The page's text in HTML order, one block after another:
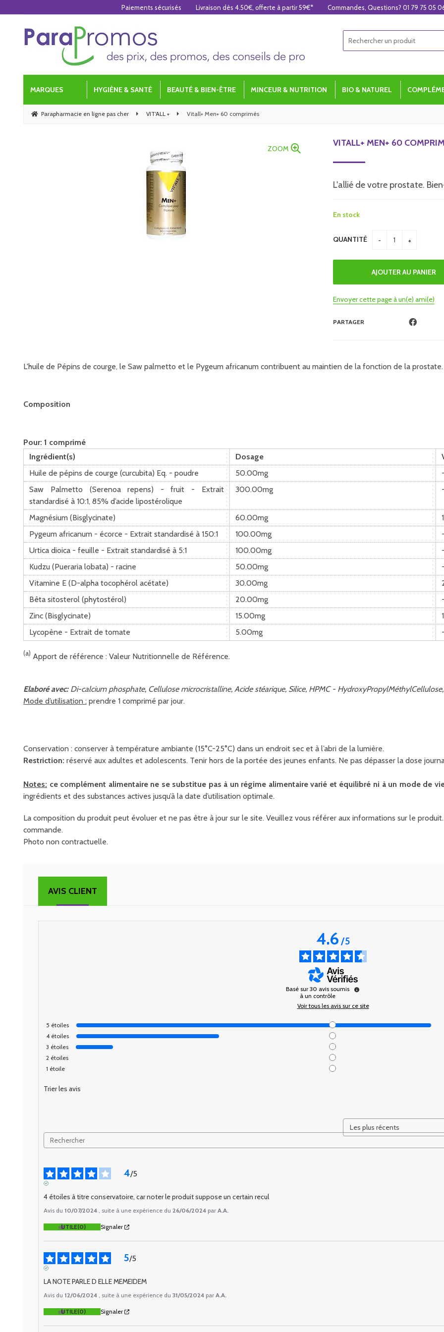
MARQUES HYGIÈNE & SANTÉ BEAUTÉ & BIEN-ÊTRE MINCEUR & NUTRITION BIO & NATUREL
Parapharmacie en ligne pas cher VIT'ALL + Vitall+ Men+ 60 comprimés
ZOOM
VITALL+ MEN+ 60
L'allié de votre prostate.
En stock
QUANTITÉ
Envoyer cette page à un(e) ami(e)
PARTAGER
L'huile de Pépins de courge, le Saw palmetto et le Pygeum africanum contribuent au maintien de la fonction de la prostate.
Composition
Pour: 1 comprimé
Ingrédient(s)
Dosage
Huile de pépins de courge (curcubita) Eq. - poudre 50.00mg
-
Saw Palmetto (Serenoa repens) - fruit - Extrait
standardisé à 10:1, 85% d’acide lipostérolique
300.00mg -
Magnésium (Bisglycinate) 60.00mg
Pygeum africanum - écorce - Extrait standardisé à 150:1
100.00mg
-
Urtica dioica - feuille - Extrait standardisé à 5:1
100.00mg
-
Kudzu (Pueraria lobata) - racine
50.00mg
-
Vitamine E (D-alpha tocophérol acétate)
30.00mg
Bêta sitosterol (phytostérol)
20.00mg
-
Zinc (Bisglycinate)
15.00mg
Lycopène - Extrait de tomate
5.00mg -
(a) Apport de référence : Valeur Nutritionnelle de Référence.
Elaboré avec:Di-calcium phosphate, Cellulose microcristalline, Acide stéarique, Silice, HPMC -
Mode d’utilisation : prendre 1 comprimé par jour.
Conservation : conserver à température ambiante (15°C-25°C) dans un endroit sec et à l’abri de la lumière.
Restriction: réservé aux adultes et adolescents. Tenir hors de la portée des jeunes enfants. Ne pas dépasser la dose
Notes: ce complément alimentaire ne se substitue pas à un régime alimentaire varié et équilibré ni à un mode de
ingrédients et des substances actives jusqu’à la date d’utilisation optimale.
La composition du produit peut évoluer et ne pas être à jour sur le site. Veuillez vous référer aux informations sur le
commande.
Photo non contractuelle.
AVIS CLIENT
4.6/5
Basé sur 30 avis soumis
à un contrôle
Voir tous les avis sur ce site
5 étoiles
4 étoiles
3 étoiles
2 étoiles
1 étoile
Trier les avis
4/5
4 étoiles à titre conservatoire, car noter le produit suppose un certain recul
Avis du 10/07/2024 , suite à une expérience du 26/06/2024 par A.A.
UTILE(0) Signaler
5/5
LA NOTE PARLE D ELLE MEMEIDEM
Avis du 12/06/2024 , suite à une expérience du 31/05/2024 par A.A.
UTILE(0) Signaler
Paiements sécurisés Livraison dès 4.50€, offerte à partir 59€* Commandes, Questions? 01 79 75 05